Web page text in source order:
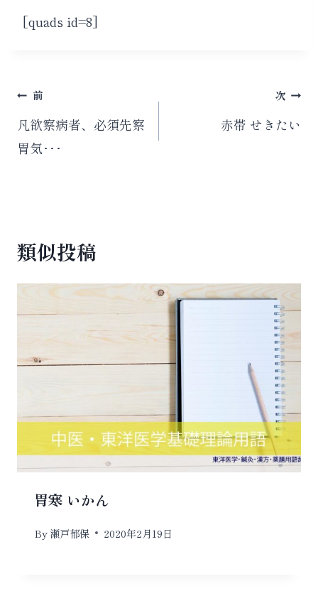
[quads id=8]
投
稿
ナ
ー
前
凡欲察病者、必須先察
胃気･･･
次
赤帯 せきたい
類似投稿
胃寒 いかん
By瀬戸郁保 2020年2月19日